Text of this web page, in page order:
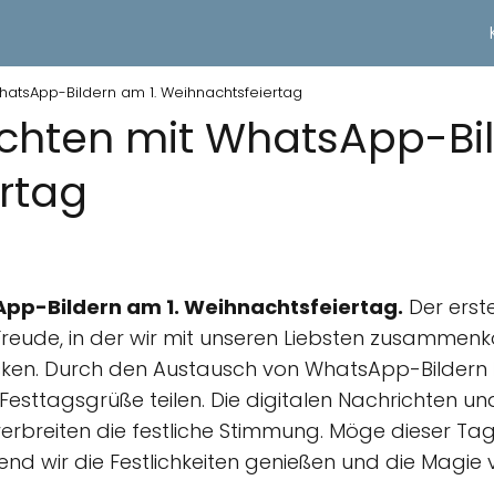
Bildern am 1. Weihnachtsfeiertag
mit WhatsApp-
Bildern am 1. Weihnachtsfeiertag. Der
in der wir mit unseren Liebsten
Durch den Austausch von WhatsApp-Bildern
teilen. Die digitalen Nachrichten
die festliche Stimmung. Möge dieser
wir die Festlichkeiten genießen und die Magie